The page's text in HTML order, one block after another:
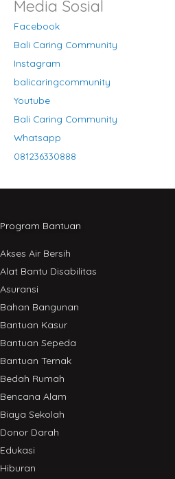
Media Sosial
Facebook
Bali Caring Community
Instagram
balicaringcommunity
Youtube
Bali Caring Community
Whatsapp
081236330888
Program Bantuan
Akses Air Bersih
Alat Bantu Disabilitas
Asuransi
Bahan Bangunan
Bantuan Kasur
Bantuan Sepeda
Bantuan Ternak
Bedah Rumah
Bencana Alam
Biaya Sekolah
Donor Darah
Edukasi
Hiburan